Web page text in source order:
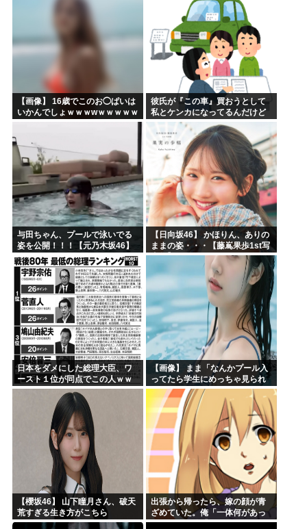
【画像】 16歳でこのお◯ぱいは
いかんでしょｗｗｗwｗｗｗｗｗ
ｗｗｗ❤
彼氏が『この車』買おうとして
私とケンカになってるんだけど
ｗｗｗｗｗｗ
与田ちゃん、プールで泳いでる
姿を公開！！！【元乃木坂46】
【日向坂46】 かほりん、ありの
ままの姿・・・【藤嶌果歩1st写
真集】
日本をダメにした総理大臣、ワ
ースト１位が同点でこの人ｗｗ
ｗｗｗｗ
【画像】 まま「なんかプール入
ってたら学生にめっちゃ見られ
たw」
【櫻坂46】 山下瞳月さん、破天
荒すぎる生き方がこちら
出張から帰ったら、嫁の顔が青
ざめていた。俺「一体何があっ
たんだ？」嫁「…」→子供たち